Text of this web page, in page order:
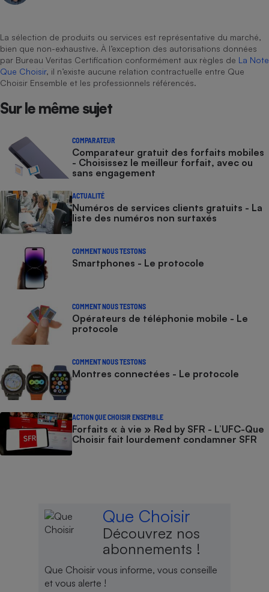
La sélection de produits ou services est représentative du marché,
bien que non-exhaustive. À l’exception des autorisations données
par Bureau Veritas Certification conformément aux règles de La Note
Que Choisir, il n’existe aucune relation contractuelle entre Que
Choisir Ensemble et les professionnels référencés.
Sur le même sujet
COMPARATEUR
Comparateur gratuit des forfaits mobiles
- Choisissez le meilleur forfait, avec ou
sans engagement
ACTUALITÉ
Numéros de services clients gratuits - La
liste des numéros non surtaxés
COMMENT NOUS TESTONS
Smartphones - Le protocole
COMMENT NOUS TESTONS
Opérateurs de téléphonie mobile - Le
protocole
COMMENT NOUS TESTONS
Montres connectées - Le protocole
ACTION QUE CHOISIR ENSEMBLE
Forfaits « à vie » Red by SFR - L’UFC-Que
Choisir fait lourdement condamner SFR
Que Choisir
Découvrez nos
abonnements !
Que Choisir vous informe, vous conseille
et vous alerte !